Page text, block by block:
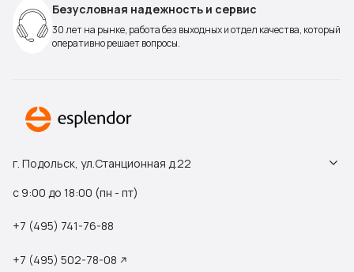
Безусловная надежность и сервис
30 лет на рынке, работа без выходных и отдел качества, который
оперативно решает вопросы.
г. Подольск, ул.Станционная д.22
с 9:00 до 18:00 (пн - пт)
+7 (495) 741-76-88
+7 (495) 502-78-08